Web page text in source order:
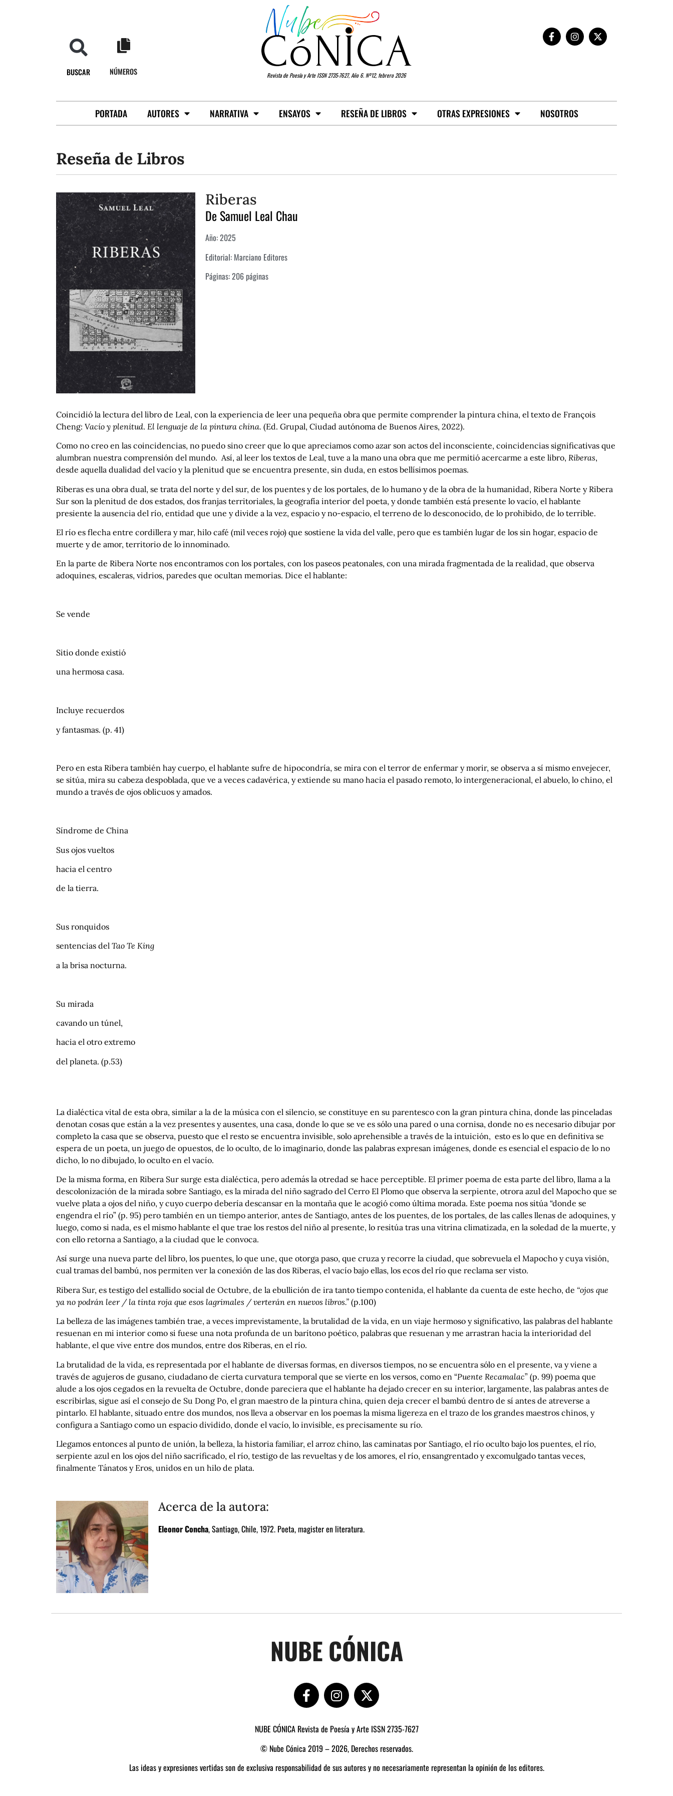
BUSCAR NÚMEROS Revista de Poesía y Arte ISSN 2735-7627, Año 6. Nº12, febrero 2026
PORTADA AUTORES NARRATIVA ENSAYOS RESEÑA DE LIBROS OTRAS EXPRESIONES NOSOTROS
Reseña de Libros
Riberas
De Samuel Leal Chau
Año: 2025
Editorial: Marciano Editores
Páginas: 206 páginas
Coincidió la lectura del libro de Leal, con la experiencia de leer una pequeña obra que permite comprender la pintura china, el texto de François
Cheng: Vacío y plenitud. El lenguaje de la pintura china. (Ed. Grupal, Ciudad autónoma de Buenos Aires, 2022).
Como no creo en las coincidencias, no puedo sino creer que lo que apreciamos como azar son actos del inconsciente, coincidencias significativas que
alumbran nuestra comprensión del mundo. Así, al leer los textos de Leal, tuve a la mano una obra que me permitió acercarme a este libro, Riberas,
desde aquella dualidad del vacío y la plenitud que se encuentra presente, sin duda, en estos bellísimos poemas.
Riberas es una obra dual, se trata del norte y del sur, de los puentes y de los portales, de lo humano y de la obra de la humanidad, Ribera Norte y Ribera
Sur son la plenitud de dos estados, dos franjas territoriales, la geografía interior del poeta, y donde también está presente lo vacío, el hablante
presiente la ausencia del río, entidad que une y divide a la vez, espacio y no-espacio, el terreno de lo desconocido, de lo prohibido, de lo terrible.
El río es flecha entre cordillera y mar, hilo café (mil veces rojo) que sostiene la vida del valle, pero que es también lugar de los sin hogar, espacio de
muerte y de amor, territorio de lo innominado.
En la parte de Ribera Norte nos encontramos con los portales, con los paseos peatonales, con una mirada fragmentada de la realidad, que observa
adoquines, escaleras, vidrios, paredes que ocultan memorias. Dice el hablante:
Se vende
Sitio donde existió
una hermosa casa.
Incluye recuerdos
y fantasmas. (p. 41)
Pero en esta Ribera también hay cuerpo, el hablante sufre de hipocondría, se mira con el terror de enfermar y morir, se observa a sí mismo envejecer,
se sitúa, mira su cabeza despoblada, que ve a veces cadavérica, y extiende su mano hacia el pasado remoto, lo intergeneracional, el abuelo, lo chino, el
mundo a través de ojos oblicuos y amados.
Síndrome de China
Sus ojos vueltos
hacia el centro
de la tierra.
Sus ronquidos
sentencias del Tao Te King
a la brisa nocturna.
Su mirada
cavando un túnel,
hacia el otro extremo
del planeta. (p.53)
La dialéctica vital de esta obra, similar a la de la música con el silencio, se constituye en su parentesco con la gran pintura china, donde las pinceladas
denotan cosas que están a la vez presentes y ausentes, una casa, donde lo que se ve es sólo una pared o una cornisa, donde no es necesario dibujar por
completo la casa que se observa, puesto que el resto se encuentra invisible, solo aprehensible a través de la intuición, esto es lo que en definitiva se
espera de un poeta, un juego de opuestos, de lo oculto, de lo imaginario, donde las palabras expresan imágenes, donde es esencial el espacio de lo no
dicho, lo no dibujado, lo oculto en el vacío.
De la misma forma, en Ribera Sur surge esta dialéctica, pero además la otredad se hace perceptible. El primer poema de esta parte del libro, llama a la
descolonización de la mirada sobre Santiago, es la mirada del niño sagrado del Cerro El Plomo que observa la serpiente, otrora azul del Mapocho que se
vuelve plata a ojos del niño, y cuyo cuerpo debería descansar en la montaña que le acogió como última morada. Este poema nos sitúa “donde se
engendra el río” (p. 95) pero también en un tiempo anterior, antes de Santiago, antes de los puentes, de los portales, de las calles llenas de adoquines, y
luego, como si nada, es el mismo hablante el que trae los restos del niño al presente, lo resitúa tras una vitrina climatizada, en la soledad de la muerte, y
con ello retorna a Santiago, a la ciudad que le convoca.
Así surge una nueva parte del libro, los puentes, lo que une, que otorga paso, que cruza y recorre la ciudad, que sobrevuela el Mapocho y cuya visión,
cual tramas del bambú, nos permiten ver la conexión de las dos Riberas, el vacío bajo ellas, los ecos del río que reclama ser visto.
Ribera Sur, es testigo del estallido social de Octubre, de la ebullición de ira tanto tiempo contenida, el hablante da cuenta de este hecho, de “ojos que
ya no podrán leer / la tinta roja que esos lagrimales / verterán en nuevos libros.” (p.100)
La belleza de las imágenes también trae, a veces imprevistamente, la brutalidad de la vida, en un viaje hermoso y significativo, las palabras del hablante
resuenan en mi interior como si fuese una nota profunda de un barítono poético, palabras que resuenan y me arrastran hacia la interioridad del
hablante, el que vive entre dos mundos, entre dos Riberas, en el río.
La brutalidad de la vida, es representada por el hablante de diversas formas, en diversos tiempos, no se encuentra sólo en el presente, va y viene a
través de agujeros de gusano, ciudadano de cierta curvatura temporal que se vierte en los versos, como en “Puente Recamalac” (p. 99) poema que
alude a los ojos cegados en la revuelta de Octubre, donde pareciera que el hablante ha dejado crecer en su interior, largamente, las palabras antes de
escribirlas, sigue así el consejo de Su Dong Po, el gran maestro de la pintura china, quien deja crecer el bambú dentro de sí antes de atreverse a
pintarlo. El hablante, situado entre dos mundos, nos lleva a observar en los poemas la misma ligereza en el trazo de los grandes maestros chinos, y
configura a Santiago como un espacio dividido, donde el vacío, lo invisible, es precisamente su río.
Llegamos entonces al punto de unión, la belleza, la historia familiar, el arroz chino, las caminatas por Santiago, el río oculto bajo los puentes, el río,
serpiente azul en los ojos del niño sacrificado, el río, testigo de las revueltas y de los amores, el río, ensangrentado y excomulgado tantas veces,
finalmente Tánatos y Eros, unidos en un hilo de plata.
Acerca de la autora:
Eleonor Concha, Santiago, Chile, 1972. Poeta, magister en literatura.
NUBE CÓNICA
NUBE CÓNICA Revista de Poesía y Arte ISSN 2735-7627
© Nube Cónica 2019 – 2026, Derechos reservados.
Las ideas y expresiones vertidas son de exclusiva responsabilidad de sus autores y no necesariamente representan la opinión de los editores.